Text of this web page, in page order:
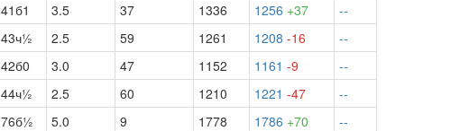
41б1 3.5 37 1336 1256 +37
--
43ч½ 2.5 59 1261 1208 -16
--
42б0 3.0 47 1152 1161 -9
--
44ч½ 2.5 60 1210 1221 -47
--
76б½ 5.0 9 1778 1786 +70
--